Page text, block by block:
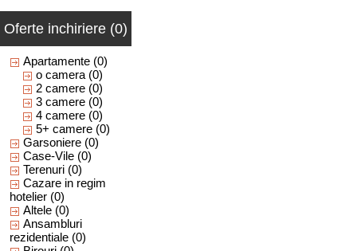
Oferte inchiriere (0)
Apartamente (0)
o camera (0)
2 camere (0)
3 camere (0)
4 camere (0)
5+ camere (0)
Garsoniere (0)
Case-Vile (0)
Terenuri (0)
Cazare in regim
hotelier (0)
Altele (0)
Ansambluri
rezidentiale (0)